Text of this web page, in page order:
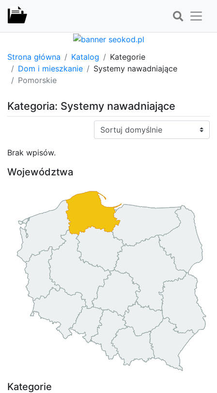
Strona główna Katalog
Kategorie
Dom i mieszkanie
Systemy nawadniające
Pomorskie
Kategoria: Systemy nawadniające
Sortuj:
Brak wpisów.
Województwa
Kategorie